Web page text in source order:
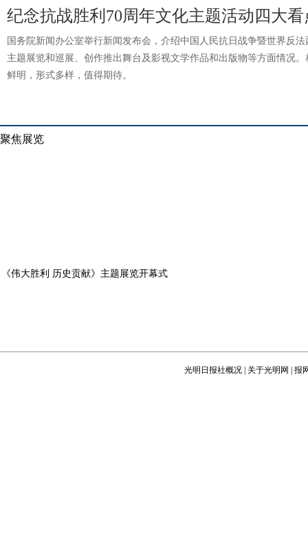
纪念抗战胜利70周年文化主题活动四大看
国务院新闻办公室举行新闻发布会，介绍中国人民抗日战争暨世界反
主题展览和巡展、创作推出舞台及影视文学作品和出版物等方面情况
鲜明，形式多样，值得期待。
聚焦展览
《伟大胜利 历史贡献》主题展览开幕式
光明日报社概况 关于光明网 报